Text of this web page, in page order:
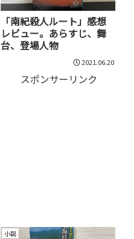
「南紀殺人ルート」感想
レビュー。あらすじ、舞
台、登場人物
2021.06.20
スポンサーリンク
小説